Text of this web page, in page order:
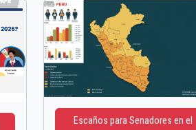
Escaños para Senadores en el